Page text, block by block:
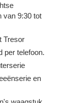
van 9:30 tot
Tresor
per telefoon.
en